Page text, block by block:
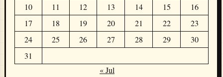
10
11 12 13 14 15
16
17
18 19 20 21 22
23
24
25 26 27 28 29
30
31
« Jul